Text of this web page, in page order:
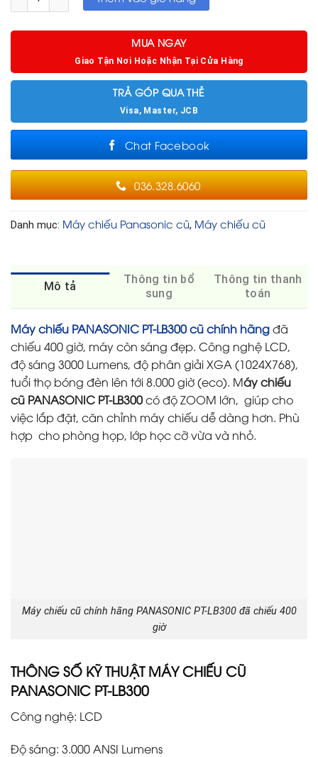
MUA NGAY
Giao Tận Nơi Hoặc Nhận Tại Cửa Hàng
TRẢ GÓP QUA THẺ
Visa, Master, JCB
Chat Facebook
036.328.6060
Danh mục: Máy chiếu Panasonic cũ, Máy chiếu cũ
Mô tả
Thông tin bổ
sung
Thông tin thanh
toán
Máy chiếu PANASONIC PT-LB300 cũ chính hãngđã
chiếu 400 giờ, máy còn sáng đẹp. Công nghệ LCD,
độ sáng 3000 Lumens, độ phân giải XGA (1024X768),
tuổi thọ bóng đèn lên tới 8.000 giờ (eco). Máy chiếu
cũ PANASONIC PT-LB300có độ ZOOM lớn, giúp cho
việc lắp đặt, căn chỉnh máy chiếu dễ dàng hơn. Phù
hợp cho phòng họp, lớp học cỡ vừa và nhỏ.
Máy chiếu cũ chính hãng PANASONIC PT-LB300 đã chiếu 400
giờ
THÔNG SỐ KỸ THUẬT MÁY CHIẾU CŨ
PANASONIC PT-LB300
Công nghệ: LCD
Độ sáng: 3.000 ANSI Lumens